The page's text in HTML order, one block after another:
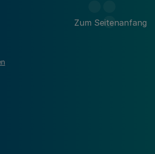
Zum Seitenanfang